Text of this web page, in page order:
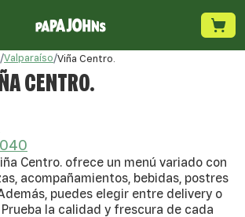
/Valparaíso/Viña Centro.
CENTRO.
Centro. ofrece un menú variado con
acompañamientos, bebidas, postres
puedes elegir entre delivery o
la calidad y frescura de cada